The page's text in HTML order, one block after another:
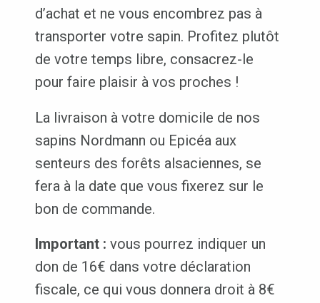
d’achat et ne vous encombrez pas à
transporter votre sapin. Profitez plutôt
de votre temps libre, consacrez-le
pour faire plaisir à vos proches !
La livraison à votre domicile de nos
sapins Nordmann ou Epicéa aux
senteurs des forêts alsaciennes, se
fera à la date que vous fixerez sur le
bon de commande.
Important : vous pourrez indiquer un
don de 16€ dans votre déclaration
fiscale, ce qui vous donnera droit à 8€